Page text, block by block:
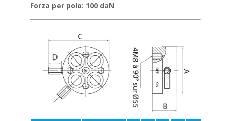
Forza per polo: 100 daN